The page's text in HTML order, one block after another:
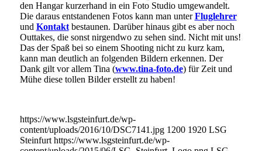
den Hangar kurzerhand in ein Foto Studio umgewandelt.
Die daraus entstandenen Fotos kann man unterFluglehrer
und Kontaktbestaunen. Darüber hinaus gibt es aber noch
Outtakes, die sonst nirgendwo zu sehen sind. Nicht mit uns!
Das der Spaß bei so einem Shooting nicht zu kurz kam,
kann man deutlich an folgenden Bildern erkennen. Der
Dank gilt vor allem Tina (www.tina-foto.de) für Zeit und
Mühe diese tollen Bilder erstellt zu haben!
https://www.lsgsteinfurt.de/wp-
content/uploads/2016/10/DSC7141.jpg 1200 1920 LSG
Steinfurt https://www.lsgsteinfurt.de/wp-